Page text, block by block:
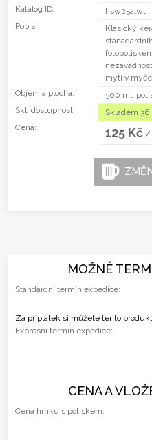
Katalog ID:
hsw25alwt
Popis:
Klasický
mytí v
Objem a plocha:
300 ml,
Skl. dostupnost:
Skladem
Cena:
125 Kč /
MOŽNÉ
Standardní termín expedice:
Za příplatek si můžete tento
Expresní termín expedice:
CENA A
Cena hrnku s potiskem: